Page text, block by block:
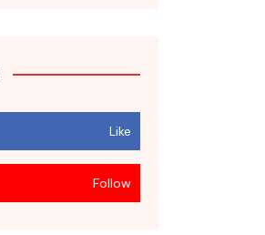
Like
Follow